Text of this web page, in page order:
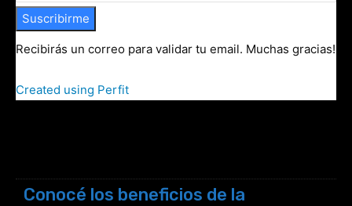
Suscribirme
Recibirás un correo para validar tu email. Muchas gracias!
Created using Perfit
Conocé los beneficios de la